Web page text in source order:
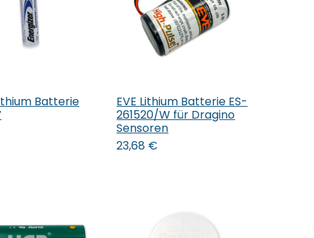
Warenkorb
Batterie
In den Warenkorb
EVE Lithium Batterie ES-
261520/W für Dragino
Sensoren
23,68 €